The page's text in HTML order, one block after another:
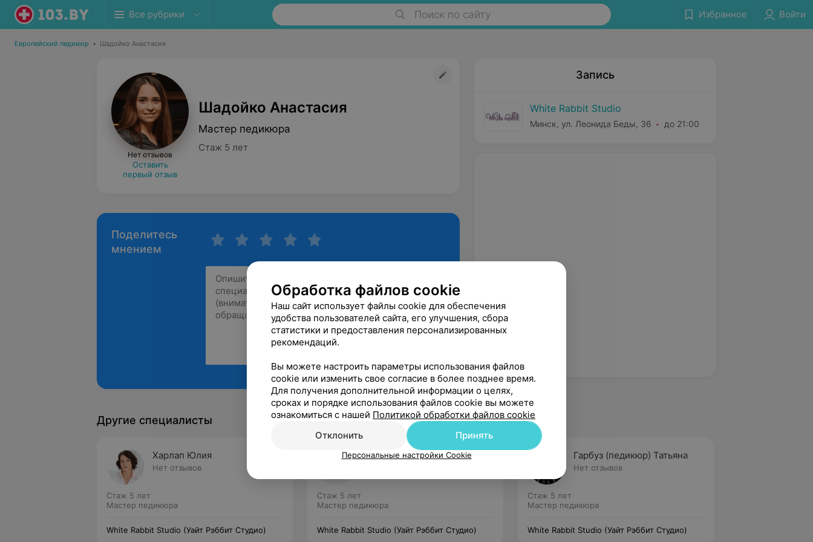
Все рубрики Поиск по сайту Избранное Войти
Европейский педикюр • Шадойко Анастасия
Нет отзывов
Оставить
первый отзыв
Шадойко Анастасия
Мастер педикюра
Стаж 5 лет
Поделитесь
мнением
Запись
White Rabbit Studio
Минск, ул. Леонида Беды, 36 до 21:00
Другие специалисты
Харлап Юлия
Нет отзывов
Стаж 5 лет
Мастер педикюра
White Rabbit Studio (Уайт Рэббит Студио)
Короткая Татьяна
Стаж 5 лет
Мастер педикюра
White Rabbit Studio (Уайт Рэббит Студио)
Гарбуз (педикюр) Татьяна
Нет отзывов
Стаж 5 лет
Мастер педикюра
White Rabbit Studio (Уайт Рэббит Студио)
Обработка файлов cookie
Наш сайт использует файлы cookie для обеспечения
удобства пользователей сайта, его улучшения, сбора
статистики и предоставления персонализированных
рекомендаций.
Вы можете настроить параметры использования файлов
cookie или изменить свое согласие в более позднее время.
Для получения дополнительной информации о целях,
сроках и порядке использования файлов cookie вы можете
ознакомиться с нашей Политикой обработки файлов cookie
Отклонить
Принять
Персональные настройки Cookie